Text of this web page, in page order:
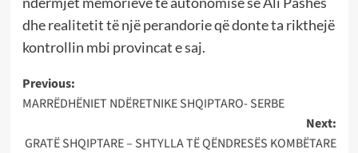
dhe realitetit të një perandorie që donte ta rikthejë
kontrollin mbi provincat e saj.
Post
navigation
Previous:
MARRËDHËNIET NDËRETNIKE SHQIPTARO- SERBE
Next:
GRATË SHQIPTARE – SHTYLLA TË QËNDRESËS KOMBËTARE